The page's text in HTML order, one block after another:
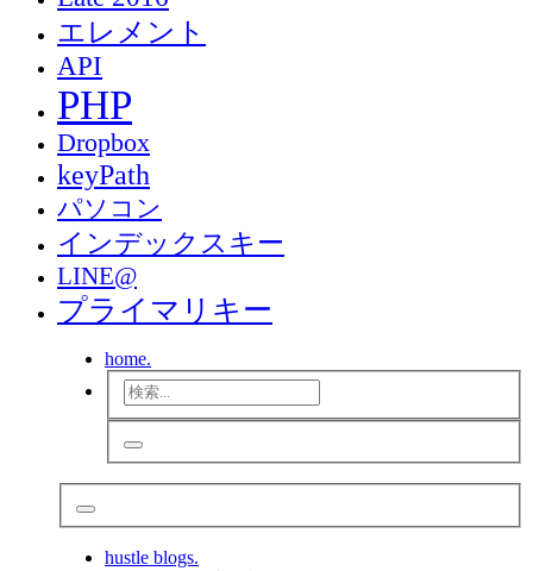
エレメント
API
PHP
Dropbox
keyPath
パソコン
インデックスキー
LINE@
プライマリキー
home.
hustle blogs.